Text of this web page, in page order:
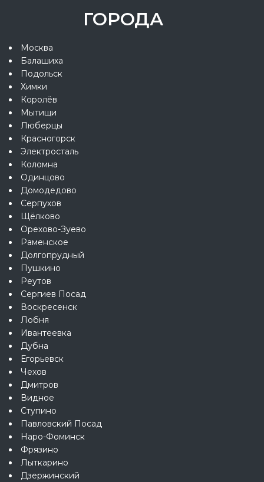
ГОРОДА
Москва
Балашиха
Подольск
Химки
Королёв
Мытищи
Люберцы
Красногорск
Электросталь
Коломна
Одинцово
Домодедово
Серпухов
Щёлково
Орехово-Зуево
Раменское
Долгопрудный
Пушкино
Реутов
Сергиев Посад
Воскресенск
Лобня
Ивантеевка
Дубна
Егорьевск
Чехов
Дмитров
Видное
Ступино
Павловский Посад
Наро-Фоминск
Фрязино
Лыткарино
Дзержинский